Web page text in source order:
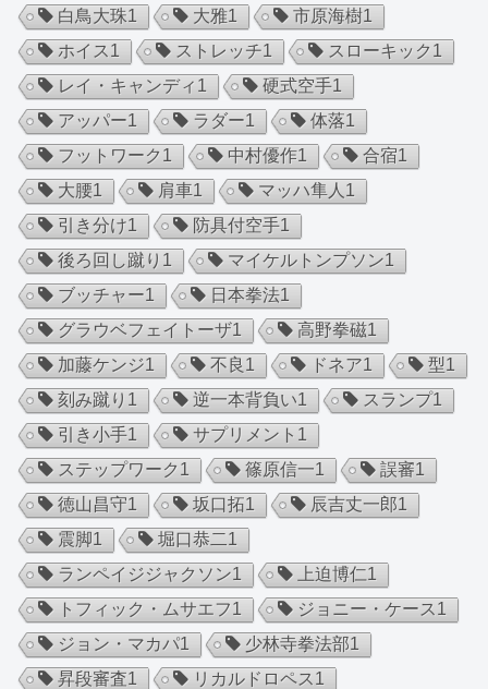
白鳥大珠1 大雅1 市原海樹1
ホイス1 ストレッチ1 スローキック1
レイ・キャンディ 1 硬式空手1
アッパー1 ラダー1 体落1
フットワーク1 中村優作1 合宿1
大腰1 肩車1 マッハ隼人 1
引き分け1 防具付空手1
後ろ回し蹴り 1 マイケルトンプソン1
ブッチャー1 日本拳法1
グラウベフェイトーザ1 高野拳磁1
加藤ケンジ1 不良 1 ドネア1 型1
刻み蹴り 1 逆一本背負い1 スランプ1
引き小手1 サプリメント 1
ステップワーク1 篠原信一1 誤審1
徳山昌守1 坂口拓1 辰吉丈一郎1
震脚1 堀口恭二1
ランペイジジャクソン1 上迫博仁1
トフィック・ムサエフ1 ジョニー・ケース1
ジョン・マカパ1 少林寺拳法部1
昇段審査1 リカルドロペス1